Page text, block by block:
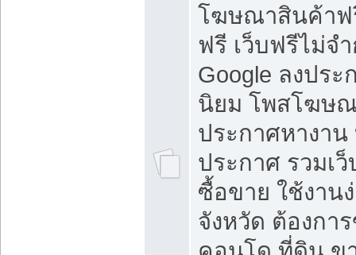
โฆษณาสินค้าฟ
ฟรี เว็บฟรีไม่จ
Google ลงปร
นิยม โพสโฆษ
ประกาศหางาน
ประกาศ รวมเ
ซื้อขาย ใช้งาน
จังหวัด ต้องกา